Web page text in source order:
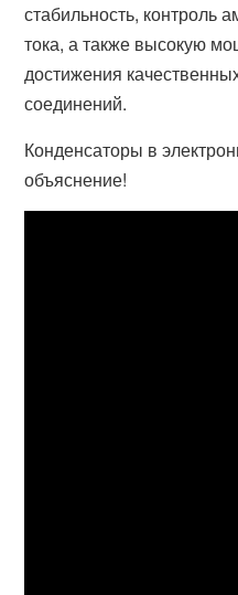
стабильность, контроль
тока, а также высокую
достижения
соединений.
Конденсаторы в
объяснение!